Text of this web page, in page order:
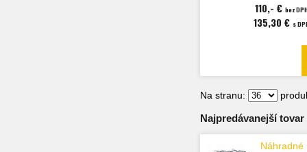
110,- € bez
135,30 € s
Na stranu:
Najpredávanejší
Náhradné